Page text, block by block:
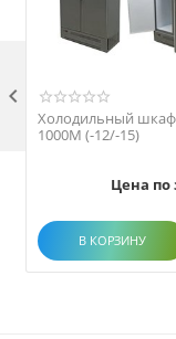
Холодильный шкаф
1000М (-12/-15)
Цена по
В КОРЗИНУ
